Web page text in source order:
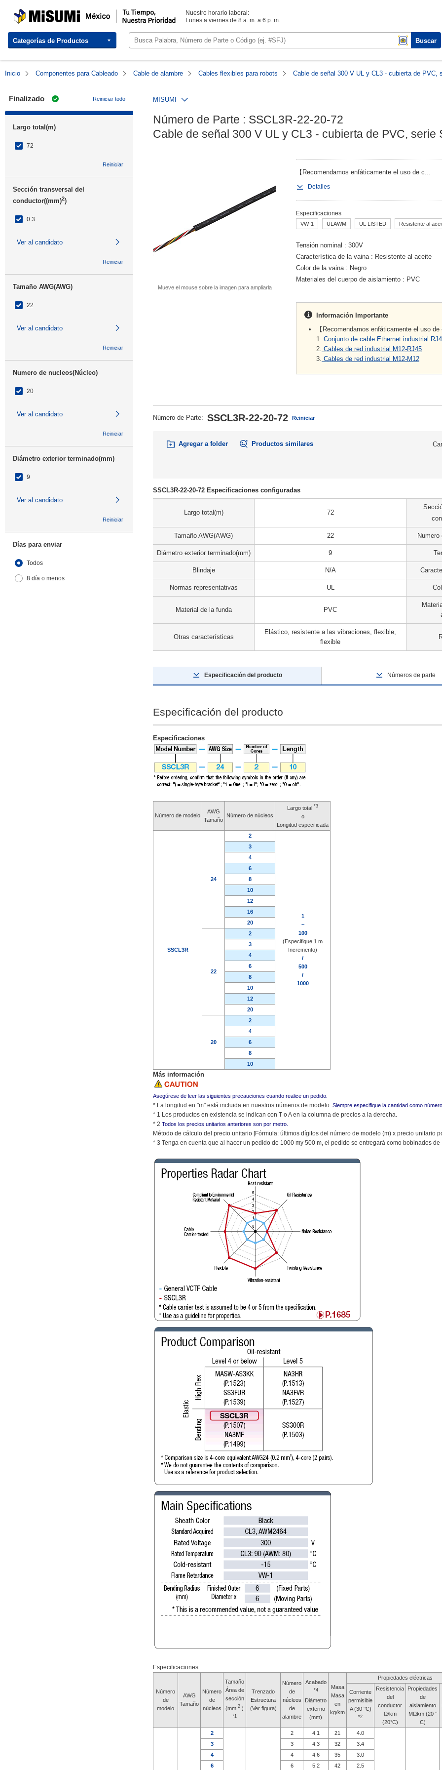
MISUMI México | Tu Tiempo, Nuestra Prioridad
Nuestro horario laboral:
Lunes a viernes de 8 a. m. a 6 p. m.
Categorías de Productos Buscar
Inicio Componentes para Cableado Cable de alambre Cables flexibles para robots Cable de señal 300 V UL y CL3 - cubierta de PVC,
Finalizado Reiniciar todo
Largo total(m)
72
Reiniciar
Sección transversal del
conductor((mm)2)
0.3
Ver al candidato
Reiniciar
Tamaño AWG(AWG)
22
Ver al candidato
Reiniciar
Numero de nucleos(Núcleo)
20
Ver al candidato
Reiniciar
Diámetro exterior terminado(mm)
9
Ver al candidato
Reiniciar
Días para enviar
Todos
8 día o menos
MISUMI
Número de Parte : SSCL3R-22-20-72
Cable de señal 300 V UL y CL3 - cubierta de PVC, serie
Mueve el mouse sobre la imagen para ampliarla
【Recomendamos enfáticamente el uso de c...
Detalles
Especificaciones
VW-1 ULAWM UL LISTED Resistente al
Tensión nominal 300V
Característica de la vaina
Resistente al aceite
Color de la vaina
Negro
Materiales del cuerpo de aislamiento
PVC
Información Importante
【Recomendamos enfáticamente el uso de
1. Conjunto de cable Ethernet industrial
2. Cables de red industrial M12-RJ45
3. Cables de red industrial M12-M12
Número de Parte: SSCL3R-22-20-72 Reiniciar
Agregar a folder Productos similares
SSCL3R-22-20-72 Especificaciones configuradas
Largo total(m) 72
Tamaño AWG(AWG) 22
Diámetro exterior terminado(mm) 9
Blindaje N/A
Normas representativas UL
Material de la funda PVC
Otras características
Elástico, resistente a las vibraciones, flexible,
flexible
Especificación del producto Números de parte
Especificación del producto
Especificaciones
Número de modelo
AWG
Tamaño
Número de núcleos
Largo total *3
o
Longitud especificada
SSCL3R
24
2
1
~
100
(Especifique 1 m
Incremento)
/
500
/
1000
3
4
6
8
10
12
16
20
22
2
3
4
6
8
10
12
20
20
2
4
6
8
10
Más información
Asegúrese de leer las siguientes precauciones cuando realice un pedido.
* La longitud en "m" está incluida en nuestros números de modelo. Siempre especifique la cantidad como
* 1 Los productos en existencia se indican con T o A en la columna de precios a la derecha.
* 2 Todos los precios unitarios anteriores son por metro.
Método de cálculo del precio unitario [Fórmula: últimos dígitos del número de modelo (m) x precio unitario
* 3 Tenga en cuenta que al hacer un pedido de 1000 my 500 m, el pedido se entregará como bobinados
Especificaciones
Número
de
modelo
AWG
Tamaño
Número
de
núcleos
Tamaño
Área de
sección
(mm 2 )
*1
Trenzado
Estructura
(Ver figura)
Número
de
núcleos
de
alambre
Acabado
*4
Diámetro
externo
(mm)
Masa
Masa
en
kg/km
Propiedades eléctricas
Corriente
permisible
A (30 °C)
*2
Resistencia
del
conductor
Ω/km
(20°C)
Propiedades
de
aislamiento
MΩkm (20 °
C)
2 2 4.1 21 4.0
3 3 4.3 32
3.4
4
4 4.6 35
3.0
6
6 5.2 42 2.5